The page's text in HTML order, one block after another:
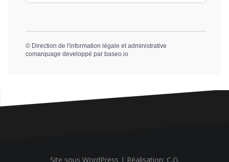
© Direction de l'information légale et administrative
comarquage developpé par baseo.io
Site sous WordPress | Réalisation: C.G.